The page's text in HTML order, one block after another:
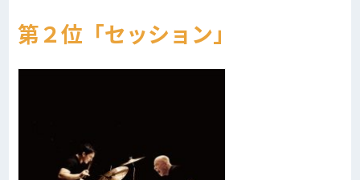
第２位「セッション」